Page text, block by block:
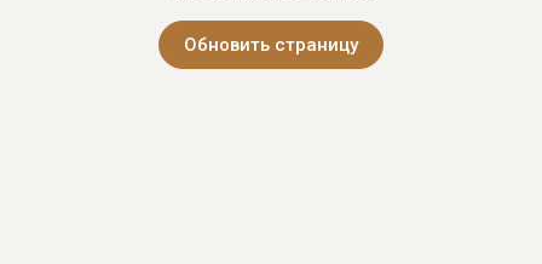
Обновить страницу